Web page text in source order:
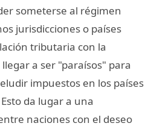
someterse al régimen
jurisdicciones o países
tributaria con la
a ser "paraísos" para
impuestos en los países
da lugar a una
naciones con el deseo